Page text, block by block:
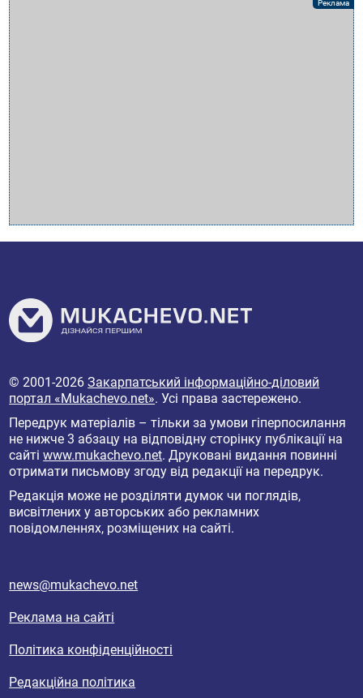
© 2001-2026Закарпатський інформаційно-діловий
портал «Mukachevo.net». Усі права застережено.
Передрук матеріалів – тільки за умови гіперпосилання
не нижче 3 абзацу на відповідну сторінку публікації на
сайтіwww.mukachevo.net. Друковані видання повинні
отримати письмову згоду від редакції на передрук.
Редакція може не розділяти думок чи поглядів,
висвітлених у авторських або рекламних
повідомленнях, розміщених на сайті.
news@mukachevo.net
Реклама на сайті
Політика конфіденційності
Редакційна політика